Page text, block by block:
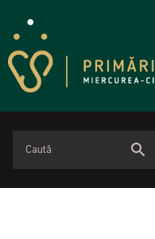
search